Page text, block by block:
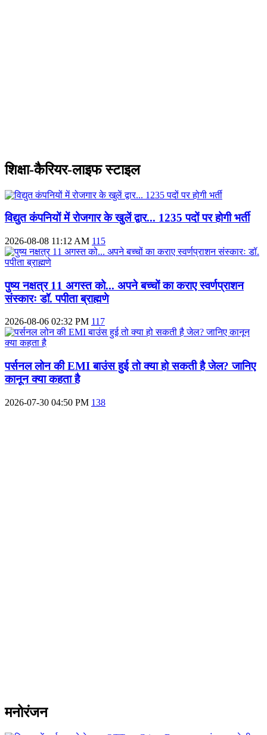
शिक्षा-कैरियर-लाइफ स्टाइल
विद्युत कंपनियों में रोजगार के खुलें द्वार... 1235 पदों पर होगी भर्ती
2026-08-08 11:12 AM 115
पुष्य नक्षत्र 11 अगस्त को... अपने बच्चों का कराए स्वर्णप्राशन
संस्कारः डॉ. पपीता ब्राह्मणे
2026-08-06 02:32 PM 117
पर्सनल लोन की EMI बाउंस हुई तो क्या हो सकती है जेल? जानिए
कानून क्या कहता है
2026-07-30 04:50 PM 138
मनोरंजन